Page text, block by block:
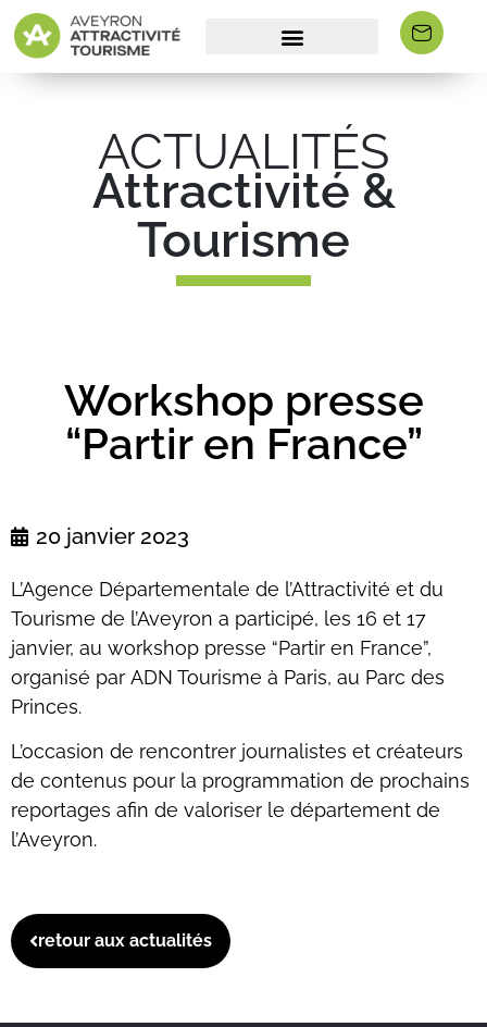
ACTUALITÉS
Attractivité &
Tourisme
Workshop presse
“Partir en France”
20 janvier 2023
L’Agence Départementale de l’Attractivité et du
Tourisme de l’Aveyron a participé, les 16 et 17
janvier, au workshop presse “Partir en France”,
organisé par ADN Tourisme à Paris, au Parc des
Princes.
L’occasion de rencontrer journalistes et créateurs
de contenus pour la programmation de prochains
reportages afin de valoriser le département de
l’Aveyron.
retour aux actualités